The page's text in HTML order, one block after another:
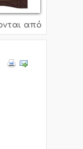
από ασήμι